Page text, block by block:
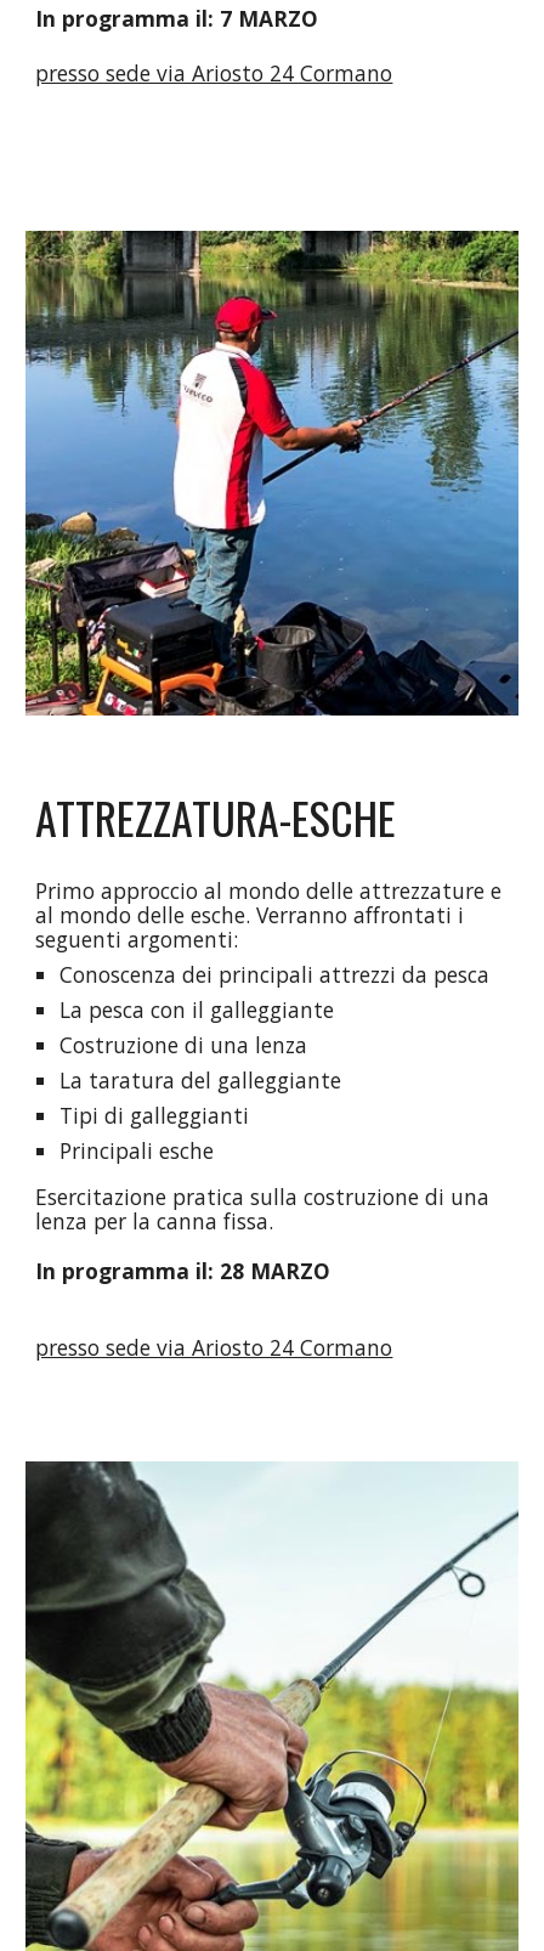
In programma il: 7 MARZO
presso sede via Ariosto 24 Cormano
ATTREZZATURA-ESCHE
Primo approccio al mondo delle attrezzature e
al mondo delle esche. Verranno affrontati i
seguenti argomenti:
Conoscenza dei principali attrezzi da pesca
La pesca con il galleggiante
Costruzione di una lenza
La taratura del galleggiante
Tipi di galleggianti
Principali esche
Esercitazione pratica sulla costruzione di una
lenza per la canna fissa.
In programma il: 28 MARZO
presso sede via Ariosto 24 Cormano